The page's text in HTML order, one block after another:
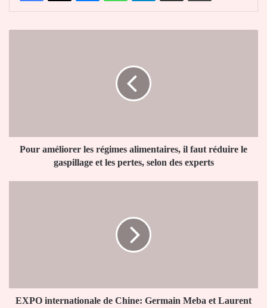
le
gaspillage
Pour améliorer les régimes alimentaires, il faut réduire le
gaspillage et les pertes, selon des experts
Tamegnon
conduisent
EXPO internationale de Chine: Germain Meba et Laurent